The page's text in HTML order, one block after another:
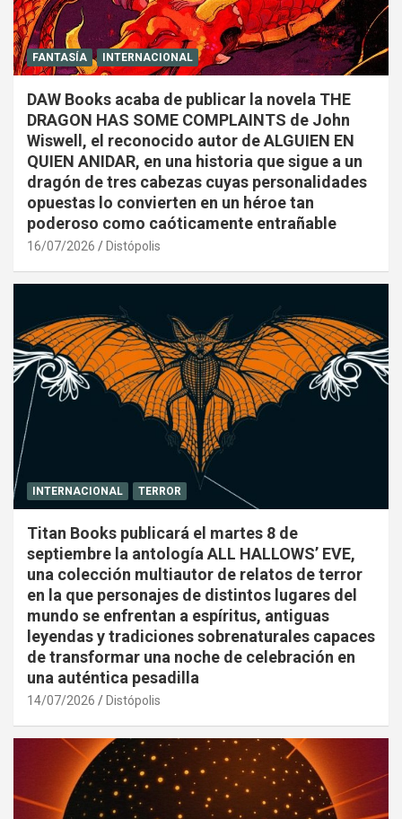
FANTASÍA INTERNACIONAL
DAW Books acaba de publicar la novela THE
DRAGON HAS SOME COMPLAINTS de John
Wiswell, el reconocido autor de ALGUIEN EN
QUIEN ANIDAR, en una historia que sigue a un
dragón de tres cabezas cuyas personalidades
opuestas lo convierten en un héroe tan
poderoso como caóticamente entrañable
16/07/2026 Distópolis
INTERNACIONAL TERROR
Titan Books publicará el martes 8 de
septiembre la antología ALL HALLOWS’ EVE,
una colección multiautor de relatos de terror
en la que personajes de distintos lugares del
mundo se enfrentan a espíritus, antiguas
leyendas y tradiciones sobrenaturales capaces
de transformar una noche de celebración en
una auténtica pesadilla
14/07/2026 Distópolis